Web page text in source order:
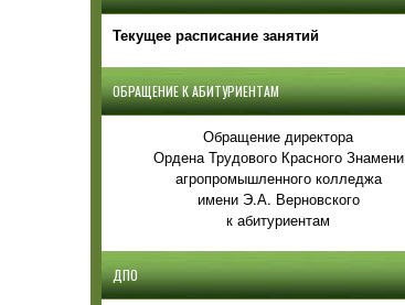
Текущее расписание занятий
ОБРАЩЕНИЕ К АБИТУРИЕНТАМ
Обращение директора
Ордена Трудового Красного Знамени
агропромышленного колледжа
имени Э.А. Верновского
к абитуриентам
ДПО